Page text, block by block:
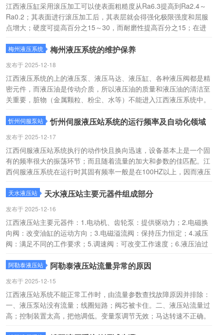
江西液压缸采用滚压加工可以使表面粗糙度从Ra6.3提高到Ra2.4～
Ra0.2；其表面进行滚压加工后，其表层就会得强化极限强度和屈服
点增大；硬度可提高百分之15～30，而耐磨性提高百分之15；在进
其气泡的现象；保持液压油温的正常的关键。
梅州液压系统 梅州液压系统的维护保养
发布于 2025-12-18
江西液压系统的上的液压泵、液压马达、液压缸、各种液压阀都是精
密元件，而液压油是传动介质，所以液压油的质量和液压油的清洁至
关重要，脏物（金属颗粒、粉尘、水等）不能进入江西液压系统中。
起密封垫片漏油；高温会使油的黏度和润滑性能下降。
忻州伺服泵站 忻州伺服液压站系统的运行频率及自动化领域
发布于 2025-12-17
江西伺服液压站系统执行的动作快且换向迅速，设备基本上是一个固
有的频率很大的振荡环节；而且随着流量的加大和参数的佳匹配。江
西伺服液压系统在运行时其固有频率一般是在100HZ以上，因而液压
换向；与机电系统执行机构相比，固有频率通常较高。
天水液压站 天水液压站主要元器件组成部分
发布于 2025-12-16
江西液压站主要元器件：1.电动机、齿轮泵：提供驱动力；2.电磁换
向阀：改变油缸的运动方向；3.电磁溢流阀：保持压力恒定；4.减压
阀：满足不同的工作要求；5.调速阀：可改变工作速度；6.液压油过
9.油位计：显示液位；10.温度表：显示温度；11.联接管路：输送液
阿勒泰液压站 阿勒泰液压站流量异常的原因
发布于 2025-12-15
江西液压站系统不能正常工作时，由流量参数查找故障原因并排除：
一、液压泵站没有流量；线圈短路；阀芯被卡住。二、液压站流量过
高；控制装置太高，把他调低。变量泵调节无效；马达转速不正确。